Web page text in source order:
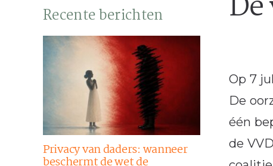
Recente berichten
Privacy van daders: wanneer
beschermt de wet de
Op 7
De
één
de